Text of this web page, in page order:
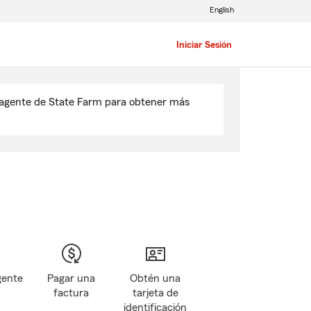
Iniciar Sesión
English
de State Farm para obtener más
Pagar una
factura
Obtén una
tarjeta de
identificación